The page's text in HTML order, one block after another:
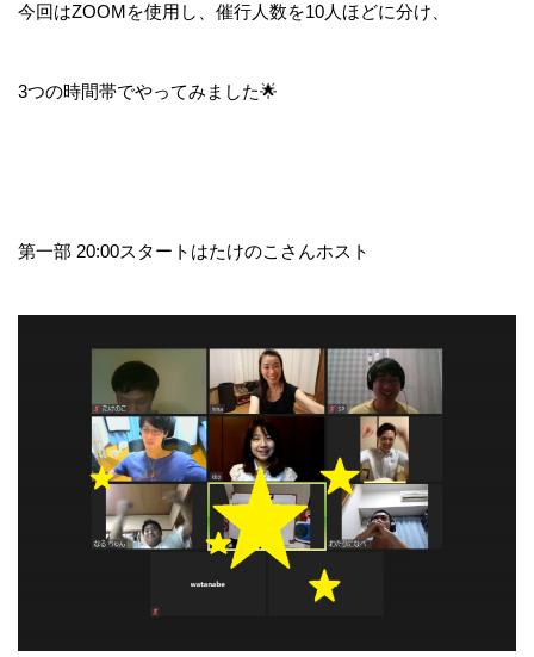
今回はZOOMを使用し、催行人数を10人ほどに分け、
3つの時間帯でやってみました🌟
第一部 20:00スタートはたけのこさんホスト